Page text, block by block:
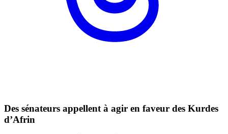
Des sénateurs appellent à agir en faveur des Kurdes
d’Afrin